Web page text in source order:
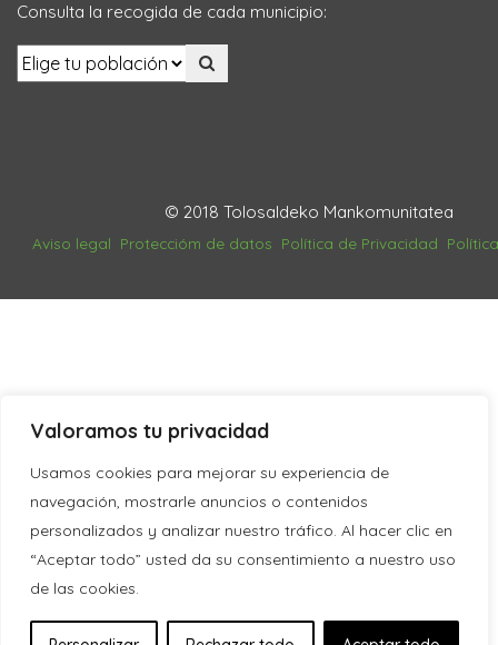
Valoramos tu privacidad
Usamos cookies para mejorar su experiencia de
navegación, mostrarle anuncios o contenidos
personalizados y analizar nuestro tráfico. Al hacer clic en
“Aceptar todo” usted da su consentimiento a nuestro uso
de las cookies.
Consulta la recogida de cada municipio:
© 2018 Tolosaldeko Mankomunitatea
Aviso legal Proteccióm de datos Política de Privacidad